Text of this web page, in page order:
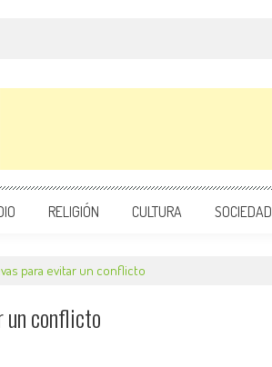
RELIGIÓN CULTURA SOCIEDAD
para evitar un conflicto
un conflicto